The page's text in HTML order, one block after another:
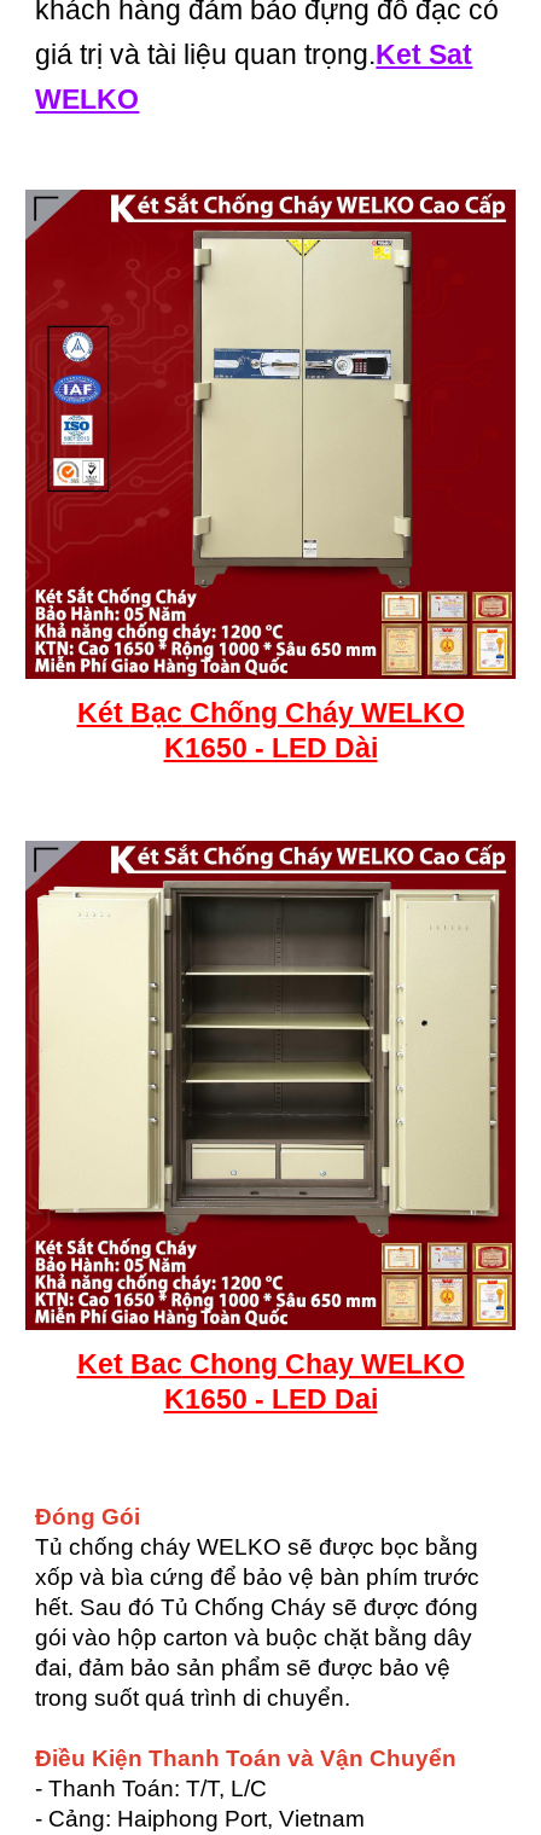
khách hàng đảm bảo đựng đồ đạc có
giá trị và tài liệu quan trọng.Ket Sat
WELKO
Két Bạc Chống Cháy WELKO
K1650 - LED Dài
Ket Bac Chong Chay WELKO
K1650 - LED Dai
Đóng Gói
Tủ chống cháy WELKO sẽ được bọc bằng
xốp và bìa cứng để bảo vệ bàn phím trước
hết. Sau đó Tủ Chống Cháy sẽ được đóng
gói vào hộp carton và buộc chặt bằng dây
đai, đảm bảo sản phẩm sẽ được bảo vệ
trong suốt quá trình di chuyển.
Điều Kiện Thanh Toán và Vận Chuyển
- Thanh Toán: T/T, L/C
- Cảng: Haiphong Port, Vietnam